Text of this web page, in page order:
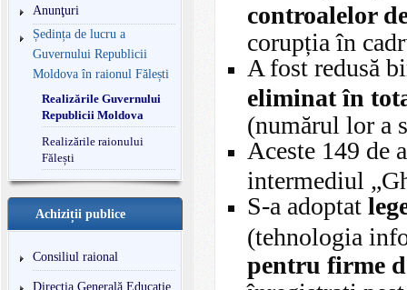
Anunţuri
Ședința de lucru a
Guvernului Republicii
Moldova în raionul Fălești
Realizările Guvernului
Republicii Moldova
Realizările raionului
Fălești
Achiziții publice
Consiliul raional
Direcția Generală Educație
controalelor
corupția în
A fost redusă
eliminat în
(numărul lor a
Aceste 149 de
intermediul
S-a adoptat
(tehnologia
pentru firme